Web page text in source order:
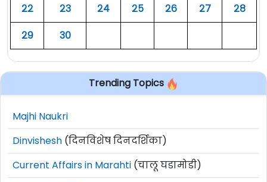
२२
२३ २४ २५ २६ २७
२८
२९
३०
Trending Topics
Majhi Naukri
Dinvishesh (दिनविशेष दिनदर्शिका)
Current Affairs in Marahti (चालू घडामोडी)